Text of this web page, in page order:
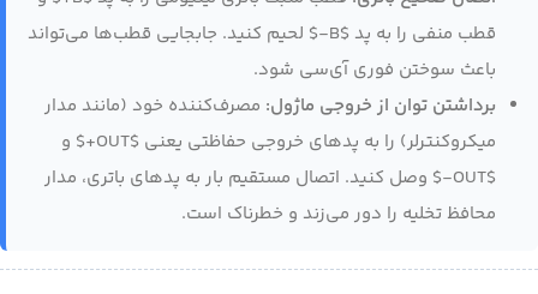
قطب منفی را به پد $B-$ لحیم کنید. جابجایی قطب‌ها می‌تواند
باعث سوختن فوری آی‌سی شود.
برداشتن توان از خروجی ماژول: مصرف‌کننده خود (مانند مدار
میکروکنترلر) را به پدهای خروجی حفاظتی یعنی $OUT+$ و
$OUT-$ وصل کنید. اتصال مستقیم بار به پدهای باتری، مدار
محافظ تخلیه را دور می‌زند و خطرناک است.